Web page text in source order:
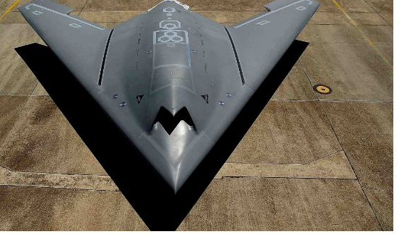
valutazioni estreme alla
Cosa sta guidando il
degli asset?
«La mia vita è rovinata». Investitori
in preda al panico dopo lo scoppio
della bolla AI